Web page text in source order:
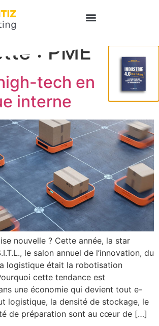
: PME
tech en
interne
nouvelle ? Cette année, la star
le salon annuel de l’innovation, du
logistique était la robotisation
cette tendance est
une économie qui devient tout e-
logistique, la densité de stockage, le
de préparation sont au cœur de […]